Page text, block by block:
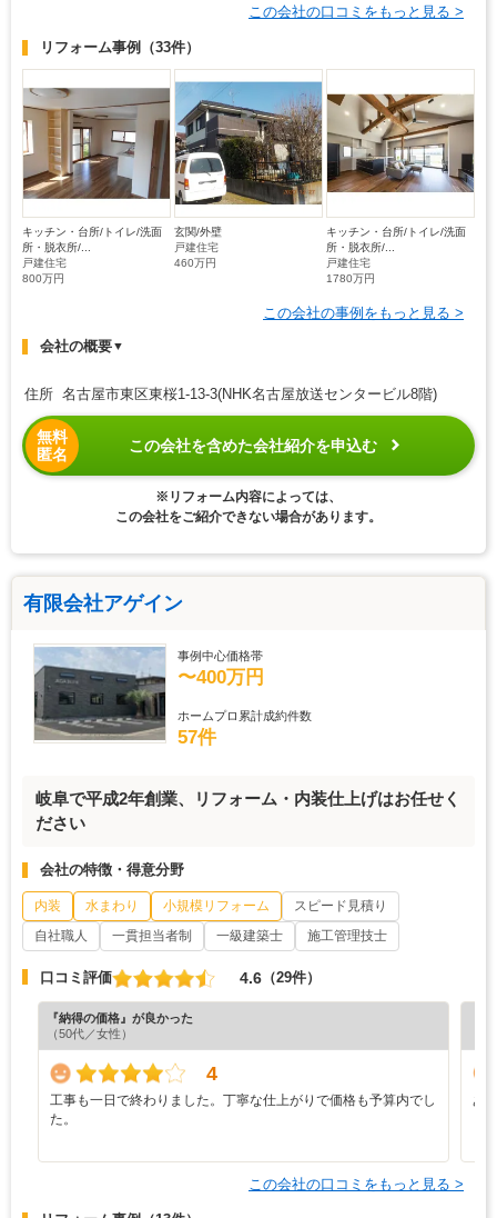
この会社の口コミをもっと見る >
リフォーム事例 （33件）
キッチン・台所/トイレ/洗面
所・脱衣所/...
戸建住宅
800万円
玄関/外壁
戸建住宅
460万円
キッチン・台所/トイレ/洗面
所・脱衣所/...
戸建住宅
1780万円
この会社の事例をもっと見る >
会社の概要▼
住所 名古屋市東区東桜1-13-3(NHK名古屋放送センタービル8階)
無料
匿名
この会社を含めた会社紹介を申込む
※リフォーム内容によっては、
この会社をご紹介できない場合があります。
有限会社アゲイン
事例中心価格帯
〜400万円
ホームプロ累計成約件数
57件
岐阜で平成2年創業、リフォーム・内装仕上げはお任せく
ださい
会社の特徴・得意分野
内装 水まわり 小規模リフォーム
スピード見積り
自社職人
一貫担当者制 一級建築士 施工管理技士
口コミ評価 4.6 （29件）
『納得の価格』が良かった
（50代／女性）
4
工事も一日で終わりました。丁寧な仕上がりで価格も予算内でし
た。
あ
この会社の口コミをもっと見る >